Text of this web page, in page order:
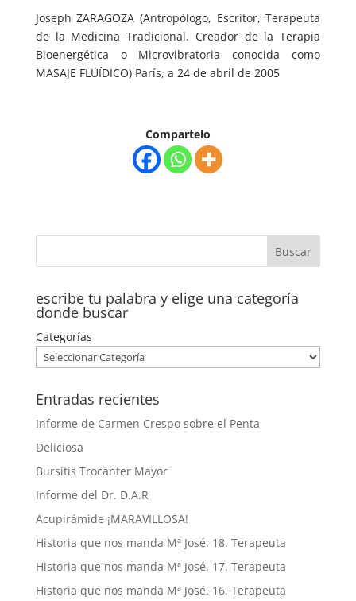
Joseph ZARAGOZA (Antropólogo, Escritor, Terapeuta
de la Medicina Tradicional. Creador de la Terapia
Bioenergética o Microvibratoria conocida como
MASAJE FLUÍDICO) París, a 24 de abril de 2005
Compartelo
escribe tu palabra y elige una categoría
donde buscar
Categorías
Entradas recientes
Informe de Carmen Crespo sobre el Penta
Deliciosa
Bursitis Trocánter Mayor
Informe del Dr. D.A.R
Acupirámide ¡MARAVILLOSA!
Historia que nos manda Mª José. 18. Terapeuta
Historia que nos manda Mª José. 17. Terapeuta
Historia que nos manda Mª José. 16. Terapeuta